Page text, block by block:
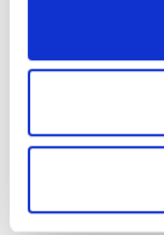
professionali,
personalità
nel tempo.